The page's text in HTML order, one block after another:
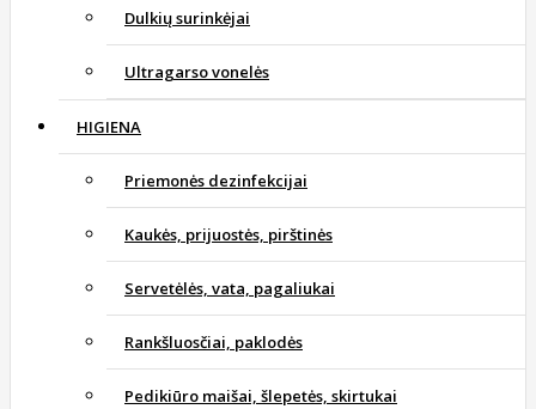
Dulkių surinkėjai
Ultragarso vonelės
HIGIENA
Priemonės dezinfekcijai
Kaukės, prijuostės, pirštinės
Servetėlės, vata, pagaliukai
Rankšluosčiai, paklodės
Pedikiūro maišai, šlepetės, skirtukai